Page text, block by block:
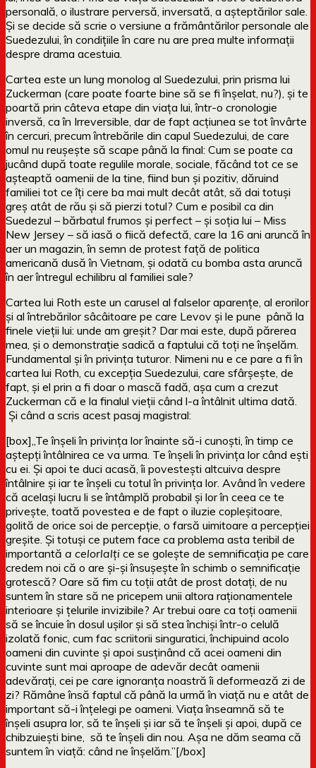
personală, o ilustrare perversă, inversată, a așteptărilor sale.
Și se decide să scrie o versiune a frământărilor personale ale
Suedezului, în condițiile în care nu are prea multe informații
despre drama acestuia.
Cartea este un lung monolog al Suedezului, prin prisma lui
Zuckerman (care poate foarte bine să se fi înșelat, nu?), și te
poartă prin câteva etape din viața lui, într-o cronologie
inversă, ca în Irreversible, dar de fapt acțiunea se tot învârte
în cercuri, precum întrebările din capul Suedezului, de care
omul nu reușește să scape până la final: Cum se poate ca
jucând după toate regulile morale, sociale, făcând tot ce se
așteaptă oamenii de la tine, fiind bun și pozitiv, dăruind
familiei tot ce îți cere ba mai mult decât atât, să dai totuși
greș atât de rău și să pierzi totul? Cum e posibil ca din
Suedezul – bărbatul frumos și perfect – și soția lui – Miss
New Jersey – să iasă o fiică defectă, care la 16 ani aruncă în
aer un magazin, în semn de protest față de politica
americană dusă în Vietnam, și odată cu bomba asta aruncă
în aer întregul echilibru al familiei sale?
Cartea lui Roth este un carusel al falselor aparențe, al erorilor
și al întrebărilor sâcâitoare pe care Levov și le pune până la
finele vieții lui: unde am greșit? Dar mai este, după părerea
mea, și o demonstrație sadică a faptului că toți ne înșelăm.
Fundamental și în privința tuturor. Nimeni nu e ce pare a fi în
cartea lui Roth, cu excepția Suedezului, care sfârșește, de
fapt, și el prin a fi doar o mască fadă, așa cum a crezut
Zuckerman că e la finalul vieții când l-a întâlnit ultima dată.
Și când a scris acest pasaj magistral:
[box]„Te înșeli în privința lor înainte să-i cunoști, în timp ce
aștepți întâlnirea ce va urma. Te înșeli în privința lor când ești
cu ei. Și apoi te duci acasă, îi povestești altcuiva despre
întâlnire și iar te înșeli cu totul în privința lor. Având în vedere
că același lucru li se întâmplă probabil și lor în ceea ce te
privește, toată povestea e de fapt o iluzie copleșitoare,
golită de orice soi de percepție, o farsă uimitoare a percepției
greșite. Și totuși ce putem face ca problema asta teribil de
importantă a celorlalți ce se golește de semnificația pe care
credem noi că o are și-și însușește în schimb o semnificație
grotescă? Oare să fim cu toții atât de prost dotați, de nu
suntem în stare să ne pricepem unii altora raționamentele
interioare și țelurile invizibile? Ar trebui oare ca toți oamenii
să se încuie în dosul ușilor și să stea închiși într-o celulă
izolată fonic, cum fac scriitorii singuratici, închipuind acolo
oameni din cuvinte și apoi susținând că acei oameni din
cuvinte sunt mai aproape de adevăr decât oamenii
adevărați, cei pe care ignoranța noastră îi deformează zi de
zi? Rămâne însă faptul că până la urmă în viață nu e atât de
important să-i înțelegi pe oameni. Viața înseamnă să te
înșeli asupra lor, să te înșeli și iar să te înșeli și apoi, după ce
chibzuiești bine, să te înșeli din nou. Așa ne dăm seama că
suntem în viață: când ne înșelăm.”[/box]